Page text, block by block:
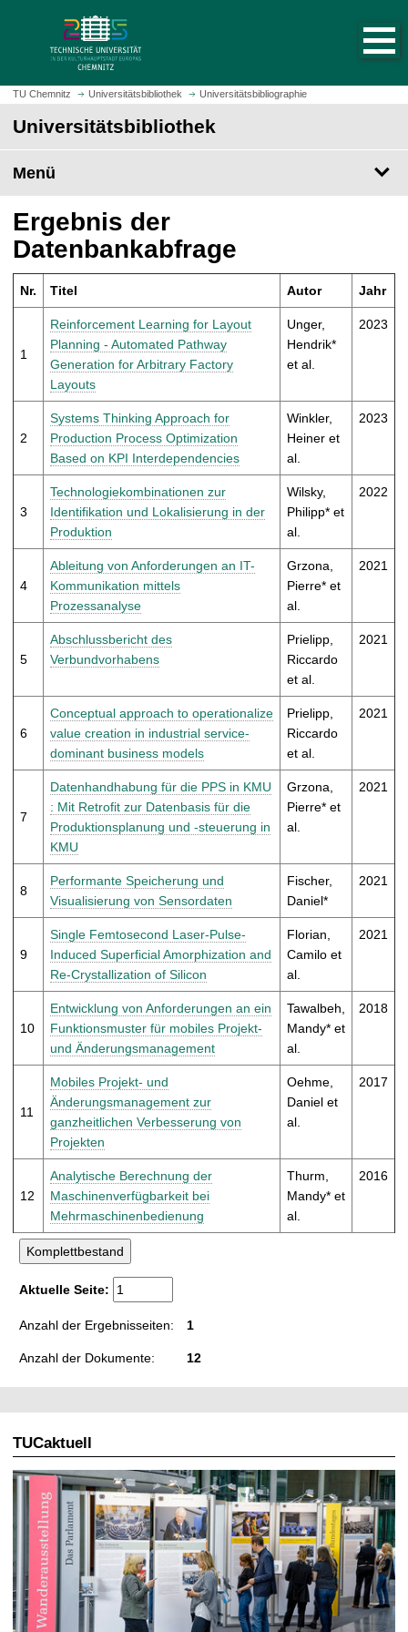
z
m
t
e
i
t
u
f
u
f
TU Chemnitz Universitätsbibliothek Universitätsbibliographie
Universitätsbibliothek
Menü
Ergebnis der
Datenbankabfrage
Nr. Titel Autor Jahr
1
Reinforcement Learning for Layout
Planning - Automated Pathway
Generation for Arbitrary Factory
Layouts
Unger,
Hendrik*
et al.
2023
2
Systems Thinking Approach for
Production Process Optimization
Based on KPI Interdependencies
Winkler,
Heiner et
al.
2023
3
Technologiekombinationen zur
Identifikation und Lokalisierung in der
Produktion
Wilsky,
Philipp* et
al.
2022
4
Ableitung von Anforderungen an IT-
Kommunikation mittels
Prozessanalyse
Grzona,
Pierre* et
al.
2021
5
Abschlussbericht des
Verbundvorhabens
Prielipp,
Riccardo
et al.
2021
6
Conceptual approach to operationalize
value creation in industrial service-
dominant business models
Prielipp,
Riccardo
et al.
2021
7
Datenhandhabung für die PPS in KMU
: Mit Retrofit zur Datenbasis für die
Produktionsplanung und -steuerung in
KMU
Grzona,
Pierre* et
al.
2021
8
Performante Speicherung und
Visualisierung von Sensordaten
Fischer,
Daniel*
2021
9
Single Femtosecond Laser-Pulse-
Induced Superficial Amorphization and
Re-Crystallization of Silicon
Florian,
Camilo et
al.
2021
10
Entwicklung von Anforderungen an ein
Funktionsmuster für mobiles Projekt-
und Änderungsmanagement
Tawalbeh,
Mandy* et
al.
2018
11
Mobiles Projekt- und
Änderungsmanagement zur
ganzheitlichen Verbesserung von
Projekten
Oehme,
Daniel et
al.
2017
12
Analytische Berechnung der
Maschinenverfügbarkeit bei
Mehrmaschinenbedienung
Thurm,
Mandy* et
al.
2016
Aktuelle Seite:
Anzahl der Ergebnisseiten: 1
Anzahl der Dokumente: 12
TUCaktuell